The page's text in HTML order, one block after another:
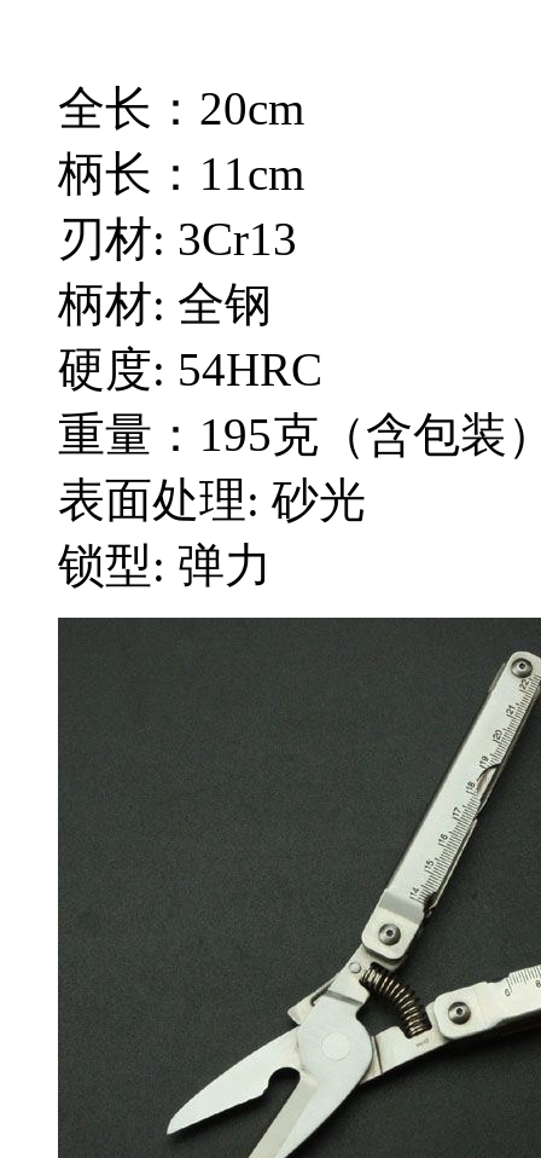
全长：20cm
柄长：11cm
刃材: 3Cr13
柄材: 全钢
硬度: 54HRC
重量：195克（含包装
表面处理: 砂光
锁型: 弹力